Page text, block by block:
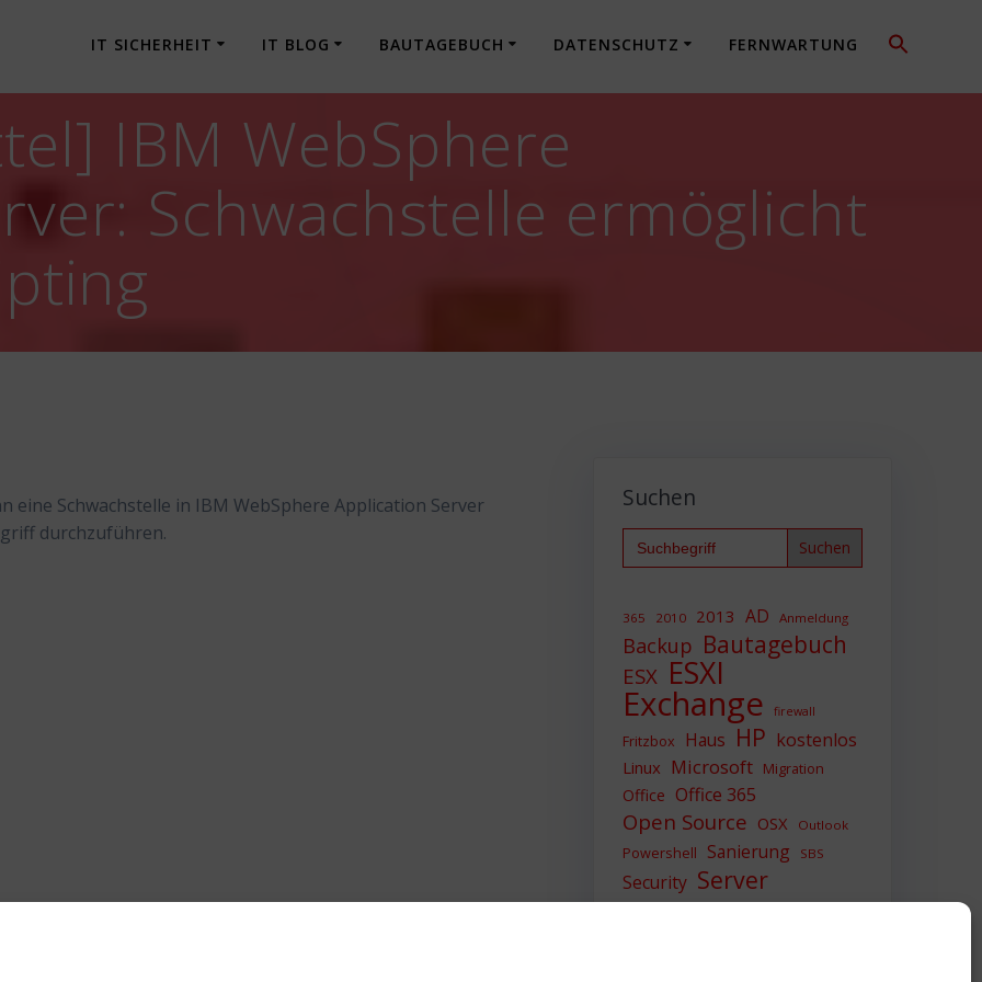
IT SICHERHEIT IT BLOG BAUTAGEBUCH DATENSCHUTZ FERNWARTUNG
IBM WebSphere
Schwachstelle ermöglicht
Schwachstelle in IBM WebSphere Application Server
durchzuführen.
Suchen
Search
for:
365 2010 2013 AD Anmeldung
Backup Bautagebuch
ESX ESXI
Exchange firewall
Fritzbox Haus HP kostenlos
Linux Microsoft Migration
Office Office 365
Open Source OSX Outlook
Powershell Sanierung SBS
Security Server
Sicherheit SIEM